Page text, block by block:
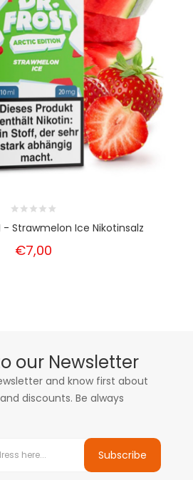
- Strawmelon Ice Nikotinsalz
€7,00
our Newsletter
and know first about
discounts. Be always
Subscribe